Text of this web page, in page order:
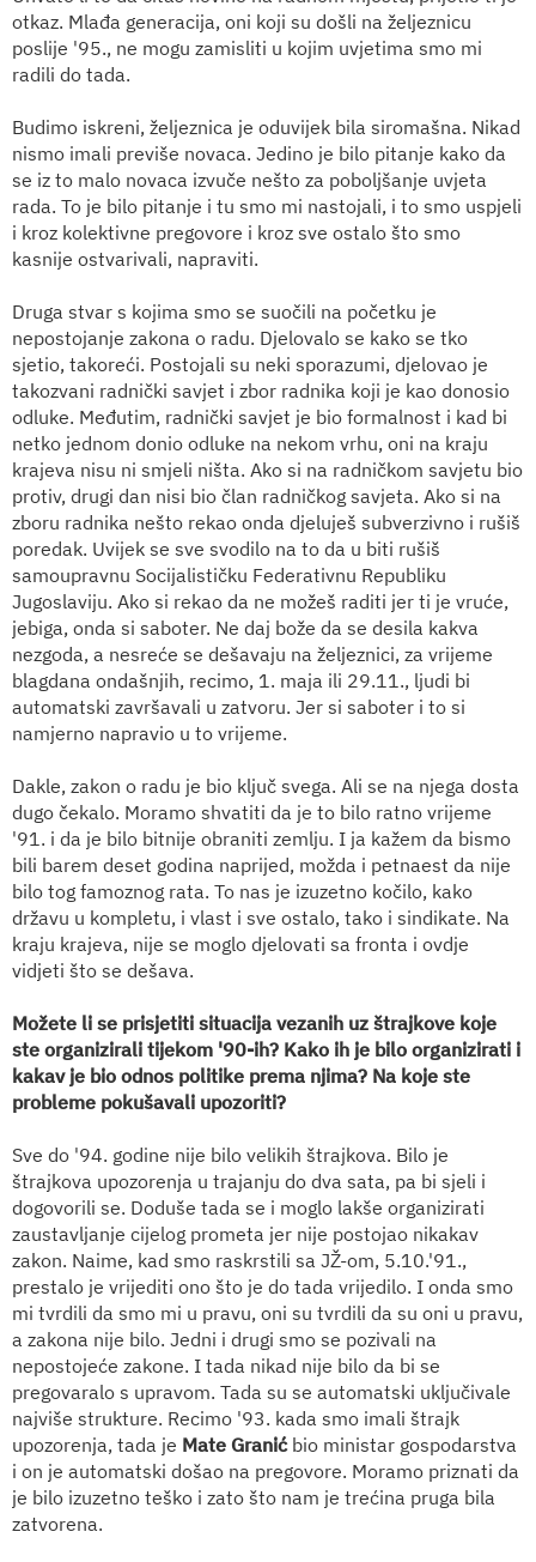
otkaz. Mlađa generacija, oni koji su došli na željeznicu
poslije '95., ne mogu zamisliti u kojim uvjetima smo mi
radili do tada.
Budimo iskreni, željeznica je oduvijek bila siromašna. Nikad
nismo imali previše novaca. Jedino je bilo pitanje kako da
se iz to malo novaca izvuče nešto za poboljšanje uvjeta
rada. To je bilo pitanje i tu smo mi nastojali, i to smo uspjeli
i kroz kolektivne pregovore i kroz sve ostalo što smo
kasnije ostvarivali, napraviti.
Druga stvar s kojima smo se suočili na početku je
nepostojanje zakona o radu. Djelovalo se kako se tko
sjetio, takoreći. Postojali su neki sporazumi, djelovao je
takozvani radnički savjet i zbor radnika koji je kao donosio
odluke. Međutim, radnički savjet je bio formalnost i kad bi
netko jednom donio odluke na nekom vrhu, oni na kraju
krajeva nisu ni smjeli ništa. Ako si na radničkom savjetu bio
protiv, drugi dan nisi bio član radničkog savjeta. Ako si na
zboru radnika nešto rekao onda djeluješ subverzivno i rušiš
poredak. Uvijek se sve svodilo na to da u biti rušiš
samoupravnu Socijalističku Federativnu Republiku
Jugoslaviju. Ako si rekao da ne možeš raditi jer ti je vruće,
jebiga, onda si saboter. Ne daj bože da se desila kakva
nezgoda, a nesreće se dešavaju na željeznici, za vrijeme
blagdana ondašnjih, recimo, 1. maja ili 29.11., ljudi bi
automatski završavali u zatvoru. Jer si saboter i to si
namjerno napravio u to vrijeme.
Dakle, zakon o radu je bio ključ svega. Ali se na njega dosta
dugo čekalo. Moramo shvatiti da je to bilo ratno vrijeme
'91. i da je bilo bitnije obraniti zemlju. I ja kažem da bismo
bili barem deset godina naprijed, možda i petnaest da nije
bilo tog famoznog rata. To nas je izuzetno kočilo, kako
državu u kompletu, i vlast i sve ostalo, tako i sindikate. Na
kraju krajeva, nije se moglo djelovati sa fronta i ovdje
vidjeti što se dešava.
Možete li se prisjetiti situacija vezanih uz štrajkove koje
ste organizirali tijekom '90-ih? Kako ih je bilo organizirati i
kakav je bio odnos politike prema njima? Na koje ste
probleme pokušavali upozoriti?
Sve do '94. godine nije bilo velikih štrajkova. Bilo je
štrajkova upozorenja u trajanju do dva sata, pa bi sjeli i
dogovorili se. Doduše tada se i moglo lakše organizirati
zaustavljanje cijelog prometa jer nije postojao nikakav
zakon. Naime, kad smo raskrstili sa JŽ-om, 5.10.'91.,
prestalo je vrijediti ono što je do tada vrijedilo. I onda smo
mi tvrdili da smo mi u pravu, oni su tvrdili da su oni u pravu,
a zakona nije bilo. Jedni i drugi smo se pozivali na
nepostojeće zakone. I tada nikad nije bilo da bi se
pregovaralo s upravom. Tada su se automatski uključivale
najviše strukture. Recimo '93. kada smo imali štrajk
upozorenja, tada je Mate Granićbio ministar gospodarstva
i on je automatski došao na pregovore. Moramo priznati da
je bilo izuzetno teško i zato što nam je trećina pruga bila
zatvorena.